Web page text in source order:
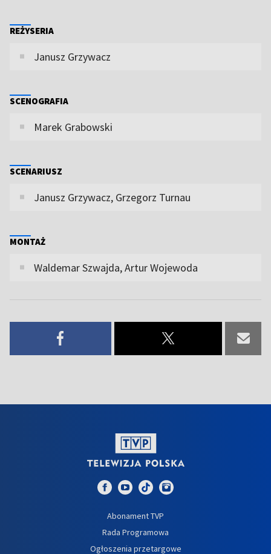
REŻYSERIA
Janusz Grzywacz
SCENOGRAFIA
Marek Grabowski
SCENARIUSZ
Janusz Grzywacz, Grzegorz Turnau
MONTAŻ
Waldemar Szwajda, Artur Wojewoda
Abonament TVP
Rada Programowa
Ogłoszenia przetargowe